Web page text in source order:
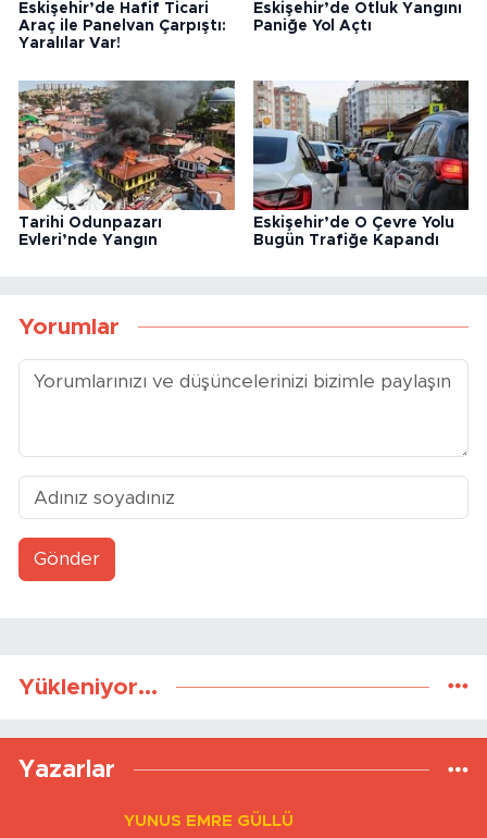
Eskişehir’de Hafif Ticari
Araç ile Panelvan Çarpıştı:
Yaralılar Var!
Eskişehir’de Otluk Yangını
Paniğe Yol Açtı
Tarihi Odunpazarı
Evleri’nde Yangın
Eskişehir’de O Çevre Yolu
Bugün Trafiğe Kapandı
Yorumlar
Gönder
Yükleniyor...
Yazarlar
YUNUS EMRE GÜLLÜ